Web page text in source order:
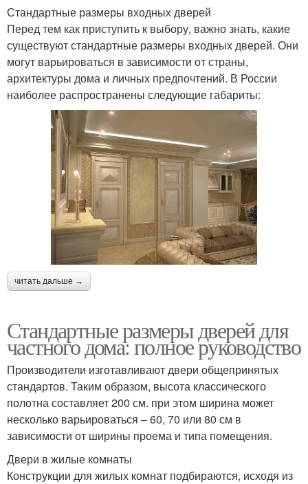
Стандартные размеры входных дверей
Перед тем как приступить к выбору, важно знать, какие
существуют стандартные размеры входных дверей. Они
могут варьироваться в зависимости от страны,
архитектуры дома и личных предпочтений. В России
наиболее распространены следующие габариты:
читать дальше →
Стандартные размеры дверей для
частного дома: полное руководство
Производители изготавливают двери общепринятых
стандартов. Таким образом, высота классического
полотна составляет 200 см. при этом ширина может
несколько варьироваться – 60, 70 или 80 см в
зависимости от ширины проема и типа помещения.
Двери в жилые комнаты
Конструкции для жилых комнат подбираются, исходя из